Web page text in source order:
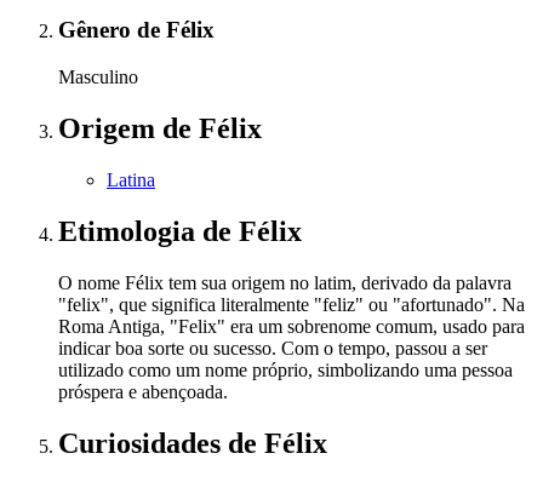
Gênero de Félix
Masculino
Origem de Félix
Latina
Etimologia de Félix
O nome Félix tem sua origem no latim, derivado da palavra
"felix", que significa literalmente "feliz" ou "afortunado". Na
Roma Antiga, "Felix" era um sobrenome comum, usado para
indicar boa sorte ou sucesso. Com o tempo, passou a ser
utilizado como um nome próprio, simbolizando uma pessoa
próspera e abençoada.
Curiosidades de Félix